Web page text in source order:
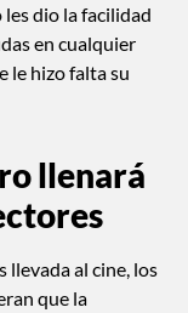
dio la facilidad
en cualquier
le hizo falta su
llenará
llevada al cine, los
que la